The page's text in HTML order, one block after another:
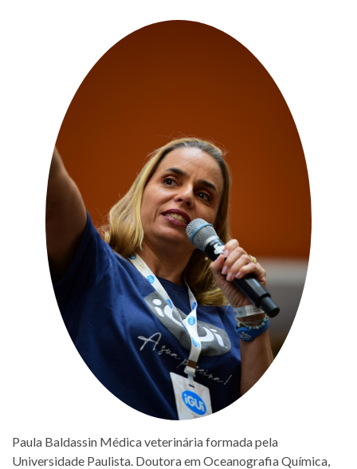
Paula Baldassin Médica veterinária formada pela
Universidade Paulista. Doutora em Oceanografia Química,